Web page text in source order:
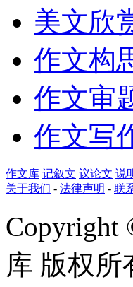
美文欣
作文构
作文审
作文写
作文库 记叙文 议论文 说
关于我们 - 法律声明 - 联
Copyright
库 版权所